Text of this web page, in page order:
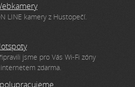
LINE kamery z Hustopečí.
jsme pro Vás Wi-Fi zóny
zdarma.